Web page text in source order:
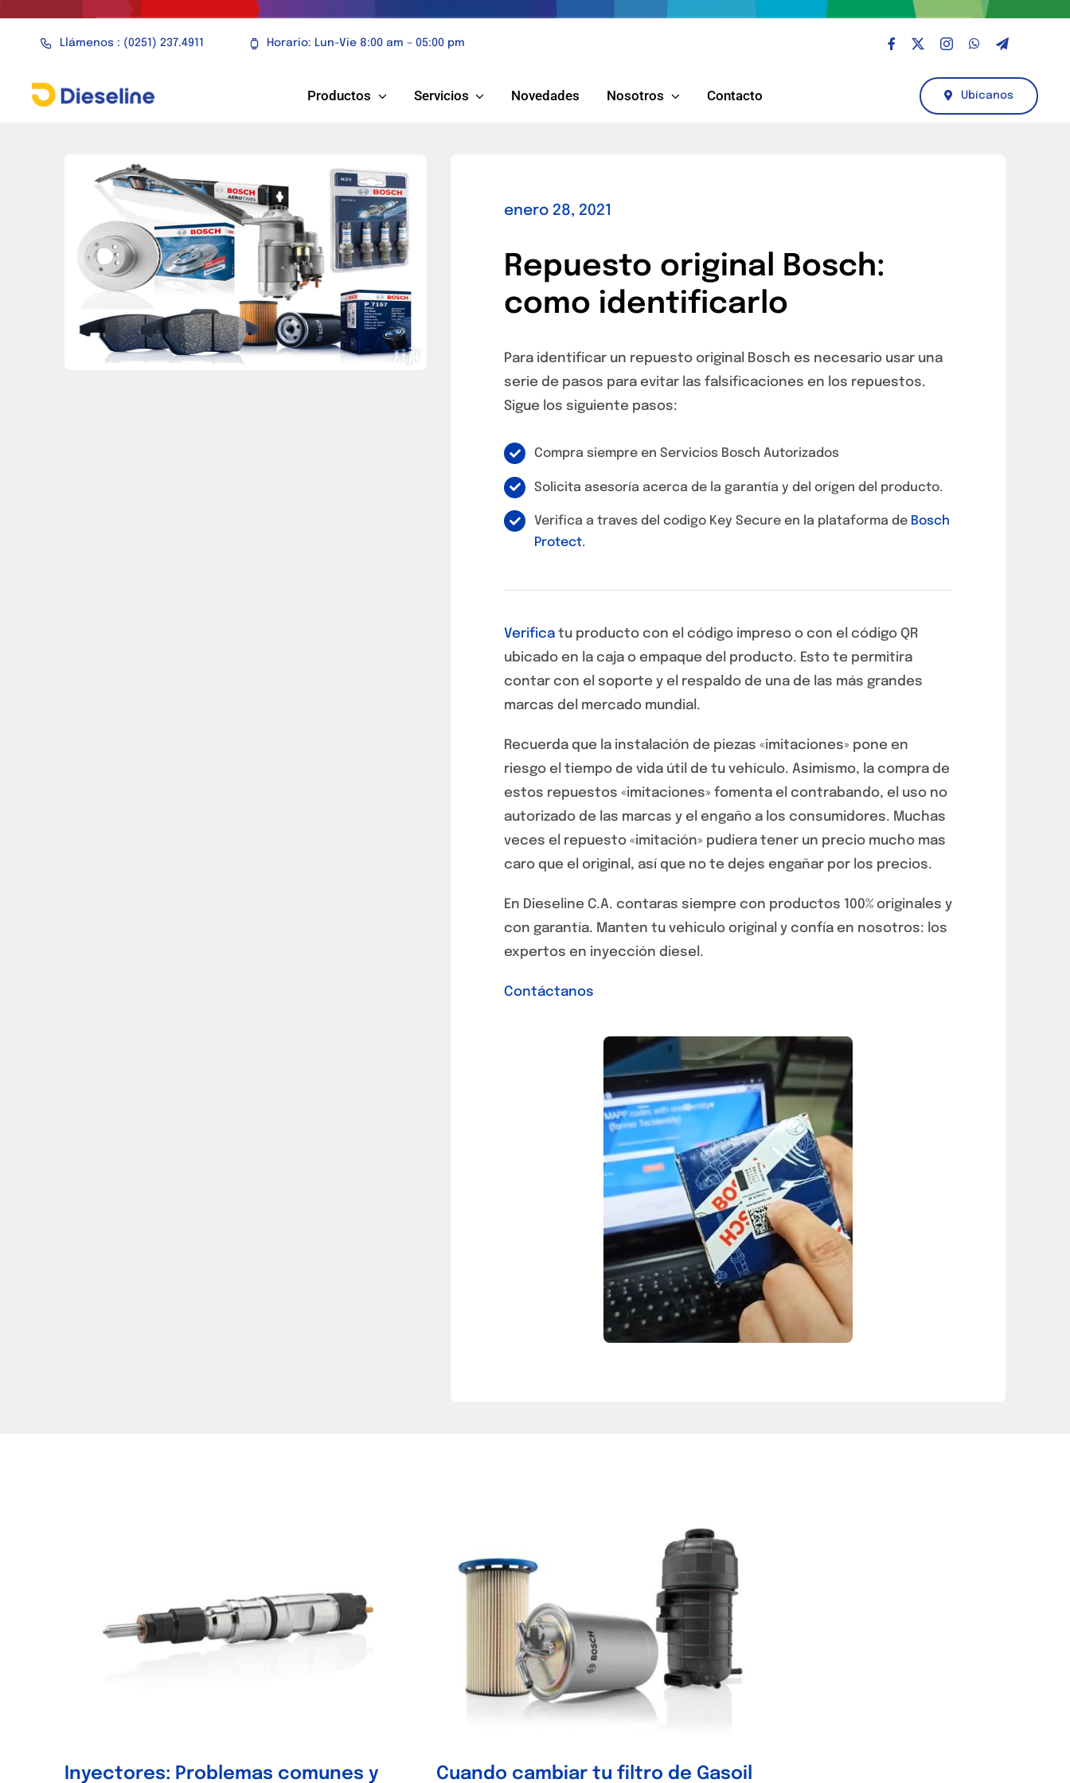
Llámenos : (0251) 237.4911 Horario: Lun-Vie 8:00 am – 05:00 pm
Productos Servicios Novedades Nosotros Contacto Ubícanos
enero 28, 2021
Repuesto original Bosch:
como identificarlo
Para identificar un repuesto original Bosch es necesario usar una
serie de pasos para evitar las falsificaciones en los repuestos.
Sigue los siguiente pasos:
Compra siempre en Servicios Bosch Autorizados
Solicita asesoría acerca de la garantía y del orígen del producto.
Verifica a traves del codigo Key Secure en la plataforma de Bosch
Protect.
Verificatu producto con el código impreso o con el código QR
ubicado en la caja o empaque del producto. Esto te permitira
contar con el soporte y el respaldo de una de las más grandes
marcas del mercado mundial.
Recuerda que la instalación de piezas «imitaciones» pone en
riesgo el tiempo de vida útil de tu vehículo. Asimismo, la compra de
estos repuestos «imitaciones» fomenta el contrabando, el uso no
autorizado de las marcas y el engaño a los consumidores. Muchas
veces el repuesto «imitación» pudiera tener un precio mucho mas
caro que el original, así que no te dejes engañar por los precios.
En Dieseline C.A. contaras siempre con productos 100% originales y
con garantía. Manten tu vehiculo original y confía en nosotros: los
expertos en inyección diesel.
Contáctanos
Inyectores: Problemas comunes y Cuando cambiar tu filtro de Gasoil